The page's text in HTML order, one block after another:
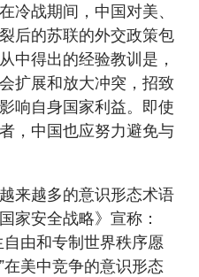
冷战期间，中国对美、
后的苏联的外交政策包
中得出的经验教训是，
扩展和放大冲突，招致
响自身国家利益。即使
，中国也应努力避免与
来越多的意识形态术语
家安全战略》宣称：
由和专制世界秩序愿
美中竞争的意识形态